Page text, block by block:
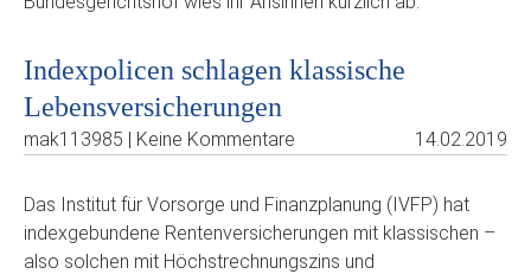
Indexpolicen schlagen klassische
Lebensversicherungen
mak113985 | Keine Kommentare 14.02.2019
Das Institut für Vorsorge und Finanzplanung (IVFP) hat
indexgebundene Rentenversicherungen mit klassischen –
also solchen mit Höchstrechnungszins und